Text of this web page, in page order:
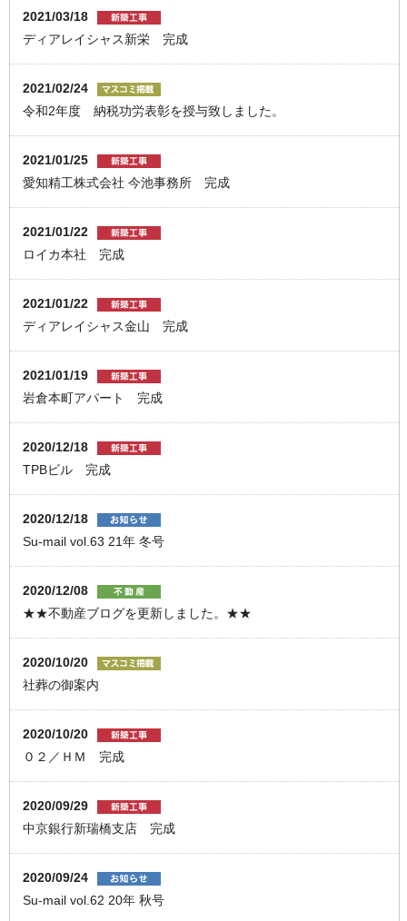
2021/03/18
ディアレイシャス新栄 完成
2021/02/24
令和2年度 納税功労表彰を授与致しました。
2021/01/25
愛知精工株式会社 今池事務所 完成
2021/01/22
ロイカ本社 完成
2021/01/22
ディアレイシャス金山 完成
2021/01/19
岩倉本町アパート 完成
2020/12/18
TPBビル 完成
2020/12/18
Su-mail vol.63 21年 冬号
2020/12/08
★★不動産ブログを更新しました。★★
2020/10/20
社葬の御案内
2020/10/20
０２／ＨＭ 完成
2020/09/29
中京銀行新瑞橋支店 完成
2020/09/24
Su-mail vol.62 20年 秋号